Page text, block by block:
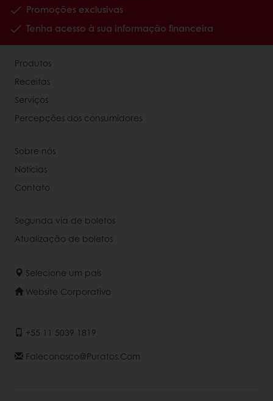
Promoções exclusivas
Tenha acesso à sua informação financeira
Produtos
Receitas
Serviços
Percepções dos consumidores
Sobre nós
Notícias
Contato
Segunda via de boletos
Atualização de boletos
Selecione um país
Website Corporativo
+55 11 5039 1819
Faleconosco@puratos.com